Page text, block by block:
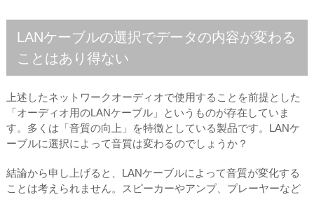
LANケーブルの選択でデータの内容が変わる
ことはあり得ない
上述したネットワークオーディオで使用することを前提とした
「オーディオ用のLANケーブル」というものが存在していま
す。多くは「音質の向上」を特徴としている製品です。LANケ
ーブルに選択によって音質は変わるのでしょうか？
結論から申し上げると、LANケーブルによって音質が変化する
ことは考えられません。スピーカーやアンプ、プレーヤーなど